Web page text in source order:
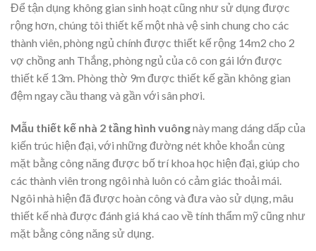
Để tận dụng không gian sinh hoạt cũng như sử dụng được
rộng hơn, chúng tôi thiết kế một nhà vệ sinh chung cho các
thành viên, phòng ngủ chính được thiết kế rộng 14m2 cho 2
vợ chồng anh Thắng, phòng ngủ của cô con gái lớn được
thiết kế 13m. Phòng thờ 9m được thiết kế gần không gian
đệm ngay cầu thang và gần với sân phơi.
Mẫu thiết kế nhà 2 tầng hình vuôngnày mang dáng dấp của
kiến trúc hiện đại, với những đường nét khỏe khoắn cùng
mặt bằng công năng được bố trí khoa học hiện đại, giúp cho
các thành viên trong ngôi nhà luôn có cảm giác thoải mái.
Ngôi nhà hiện đã được hoàn công và đưa vào sử dụng, mâu
thiết kế nhà được đánh giá khá cao về tính thẩm mỹ cũng như
mặt bằng công năng sử dụng.